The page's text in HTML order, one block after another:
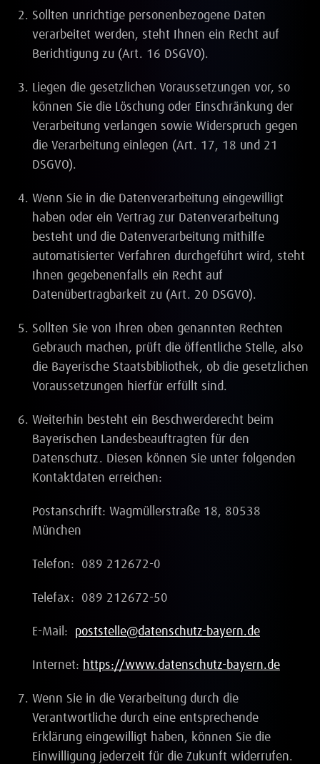
Sollten unrichtige personenbezogene Daten
verarbeitet werden, steht Ihnen ein Recht auf
Berichtigung zu (Art. 16 DSGVO).
Liegen die gesetzlichen Voraussetzungen vor, so
können Sie die Löschung oder Einschränkung der
Verarbeitung verlangen sowie Widerspruch gegen
die Verarbeitung einlegen (Art. 17, 18 und 21
DSGVO).
Wenn Sie in die Datenverarbeitung eingewilligt
haben oder ein Vertrag zur Datenverarbeitung
besteht und die Datenverarbeitung mithilfe
automatisierter Verfahren durchgeführt wird, steht
Ihnen gegebenenfalls ein Recht auf
Datenübertragbarkeit zu (Art. 20 DSGVO).
Sollten Sie von Ihren oben genannten Rechten
Gebrauch machen, prüft die öffentliche Stelle, also
die Bayerische Staatsbibliothek, ob die gesetzlichen
Voraussetzungen hierfür erfüllt sind.
Weiterhin besteht ein Beschwerderecht beim
Bayerischen Landesbeauftragten für den
Datenschutz. Diesen können Sie unter folgenden
Kontaktdaten erreichen:
Postanschrift: Wagmüllerstraße 18, 80538
München
Telefon: 089 212672-0
Telefax: 089 212672-50
E-Mail: poststelle@datenschutz-bayern.de
Internet: https://www.datenschutz-bayern.de
Wenn Sie in die Verarbeitung durch die
Verantwortliche durch eine entsprechende
Erklärung eingewilligt haben, können Sie die
Einwilligung jederzeit für die Zukunft widerrufen.